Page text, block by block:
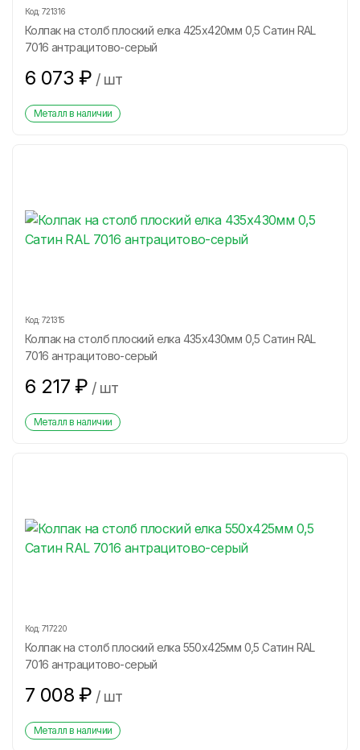
Код: 721316
Колпак на столб плоский елка 425х420мм 0,5 Сатин RAL
7016 антрацитово-серый
6 073 ₽ / шт
Металл в наличии
Код: 721315
Колпак на столб плоский елка 435х430мм 0,5 Сатин RAL
7016 антрацитово-серый
6 217 ₽ / шт
Металл в наличии
Код: 717220
Колпак на столб плоский елка 550х425мм 0,5 Сатин RAL
7016 антрацитово-серый
7 008 ₽ / шт
Металл в наличии